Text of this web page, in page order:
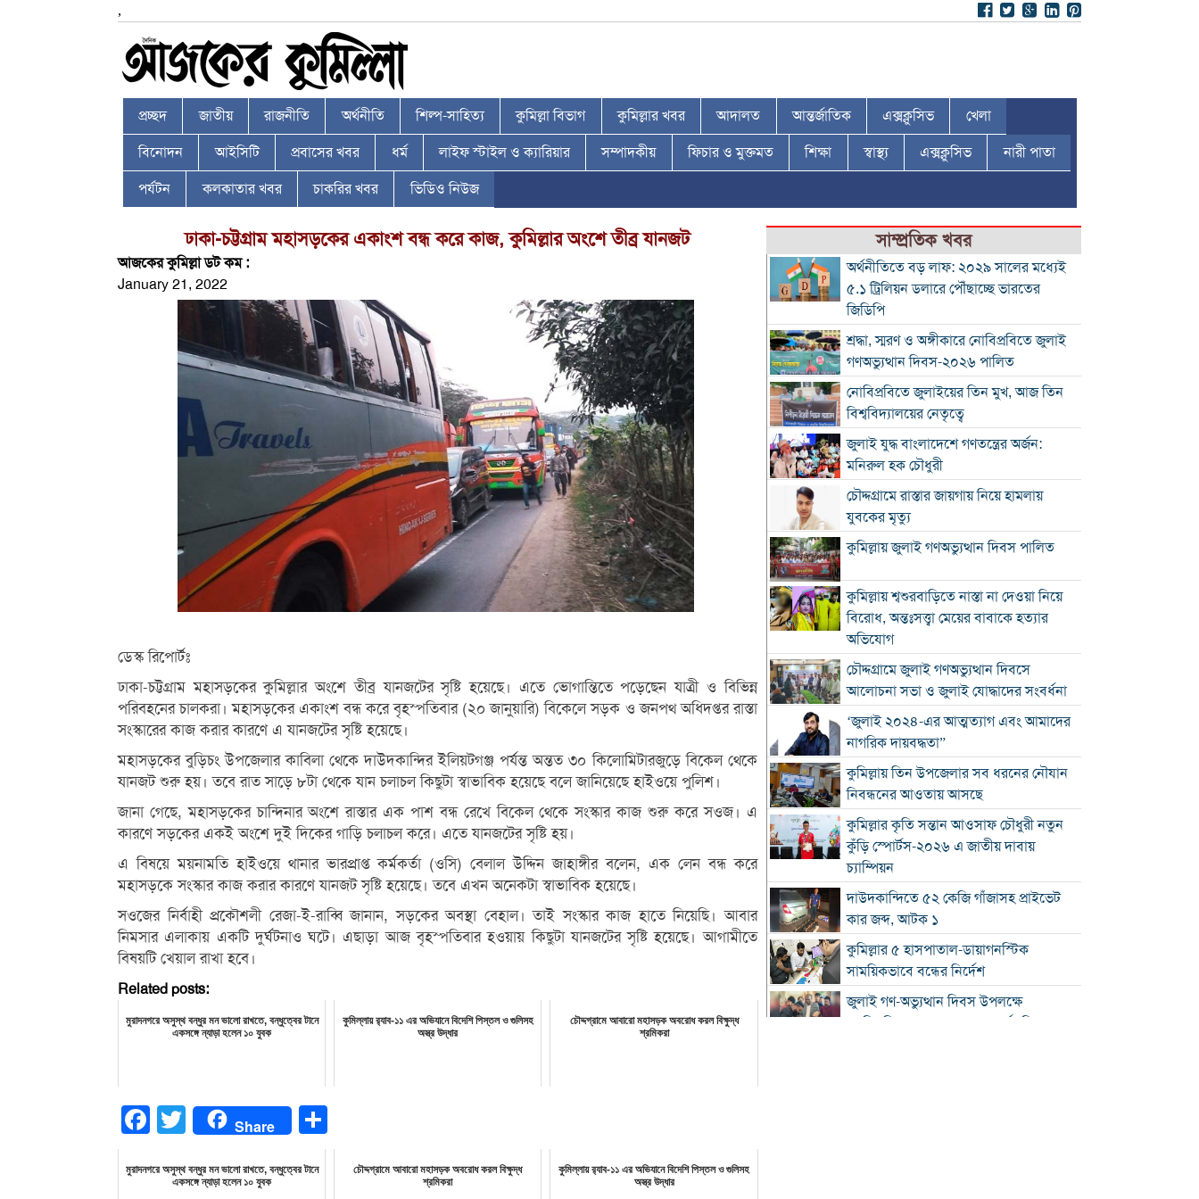
,
প্রচ্ছদ জাতীয় রাজনীতি অর্থনীতি শিল্প-সাহিত্য কুমিল্লা বিভাগ কুমিল্লার খবর আদালত আন্তর্জাতিক এক্সক্লুসিভ খেলা
বিনোদন আইসিটি প্রবাসের খবর ধর্ম লাইফ স্টাইল ও ক্যারিয়ার সম্পাদকীয় ফিচার ও মুক্তমত শিক্ষা স্বাস্থ্য এক্সক্লুসিভ নারী পাতা
পর্যটন কলকাতার খবর চাকরির খবর ভিডিও নিউজ
ঢাকা-চট্টগ্রাম মহাসড়কের একাংশ বন্ধ করে কাজ, কুমিল্লার অংশে তীব্র যানজট
আজকের কুমিল্লা ডট কম :
January 21, 2022
ডেস্ক রিপোর্টঃ
ঢাকা-চট্টগ্রাম মহাসড়কের কুমিল্লার অংশে তীব্র যানজটের সৃষ্টি হয়েছে। এতে ভোগান্তিতে পড়েছেন যাত্রী ও বিভিন্ন
পরিবহনের চালকরা। মহাসড়কের একাংশ বন্ধ করে বৃহস্পতিবার (২০ জানুয়ারি) বিকেলে সড়ক ও জনপথ অধিদপ্তর রাস্তা
সংস্কারের কাজ করার কারণে এ যানজটের সৃষ্টি হয়েছে।
মহাসড়কের বুড়িচং উপজেলার কাবিলা থেকে দাউদকান্দির ইলিয়টগঞ্জ পর্যন্ত অন্তত ৩০ কিলোমিটারজুড়ে বিকেল থেকে
যানজট শুরু হয়। তবে রাত সাড়ে ৮টা থেকে যান চলাচল কিছুটা স্বাভাবিক হয়েছে বলে জানিয়েছে হাইওয়ে পুলিশ।
জানা গেছে, মহাসড়কের চান্দিনার অংশে রাস্তার এক পাশ বন্ধ রেখে বিকেল থেকে সংস্কার কাজ শুরু করে সওজ। এ
কারণে সড়কের একই অংশে দুই দিকের গাড়ি চলাচল করে। এতে যানজটের সৃষ্টি হয়।
এ বিষয়ে ময়নামতি হাইওয়ে থানার ভারপ্রাপ্ত কর্মকর্তা (ওসি) বেলাল উদ্দিন জাহাঙ্গীর বলেন, এক লেন বন্ধ করে
মহাসড়কে সংস্কার কাজ করার কারণে যানজট সৃষ্টি হয়েছে। তবে এখন অনেকটা স্বাভাবিক হয়েছে।
সওজের নির্বাহী প্রকৌশলী রেজা-ই-রাব্বি জানান, সড়কের অবস্থা বেহাল। তাই সংস্কার কাজ হাতে নিয়েছি। আবার
নিমসার এলাকায় একটি দুর্ঘটনাও ঘটে। এছাড়া আজ বৃহস্পতিবার হওয়ায় কিছুটা যানজটের সৃষ্টি হয়েছে। আগামীতে
বিষয়টি খেয়াল রাখা হবে।
Related posts:
মুরাদনগরে অসুস্থ বন্ধুর মন ভালো রাখতে, বন্ধুত্বের টানে
একসঙ্গে ন্যাড়া হলেন ১০ যুবক
কুমিল্লায় র‌্যাব-১১ এর অভিযানে বিদেশি পিস্তল ও গুলিসহ
অস্ত্র উদ্ধার
চৌদ্দগ্রামে আবারো মহাসড়ক অবরোধ করল বিক্ষুদ্ধ
শ্রমিকরা
Facebook
Twitter Share
মুরাদনগরে অসুস্থ বন্ধুর মন ভালো রাখতে, বন্ধুত্বের টানে
একসঙ্গে ন্যাড়া হলেন ১০ যুবক
চৌদ্দগ্রামে আবারো মহাসড়ক অবরোধ করল বিক্ষুদ্ধ
শ্রমিকরা
কুমিল্লায় র‌্যাব-১১ এর অভিযানে বিদেশি পিস্তল ও গুলিসহ
অস্ত্র উদ্ধার
সাম্প্রতিক খবর
অর্থনীতিতে বড় লাফ: ২০২৯ সালের মধ্যেই
৫.১ ট্রিলিয়ন ডলারে পৌঁছাচ্ছে ভারতের
জিডিপি
শ্রদ্ধা, স্মরণ ও অঙ্গীকারে নোবিপ্রবিতে জুলাই
গণঅভ্যুত্থান দিবস-২০২৬ পালিত
নোবিপ্রবিতে জুলাইয়ের তিন মুখ, আজ তিন
বিশ্ববিদ্যালয়ের নেতৃত্বে
জুলাই যুদ্ধ বাংলাদেশে গণতন্ত্রের অর্জন:
মনিরুল হক চৌধুরী
চৌদ্দগ্রামে রাস্তার জায়গায় নিয়ে হামলায়
যুবকের মৃত্যু
কুমিল্লায় জুলাই গণঅভ্যুত্থান দিবস পালিত
কুমিল্লায় শ্বশুরবাড়িতে নাস্তা না দেওয়া নিয়ে
বিরোধ, অন্তঃসত্ত্বা মেয়ের বাবাকে হত্যার
অভিযোগ
চৌদ্দগ্রামে জুলাই গণঅভ্যুত্থান দিবসে
আলোচনা সভা ও জুলাই যোদ্ধাদের সংবর্ধনা
‘জুলাই ২০২৪-এর আত্মত্যাগ এবং আমাদের
নাগরিক দায়বদ্ধতা”
কুমিল্লায় তিন উপজেলার সব ধরনের নৌযান
নিবন্ধনের আওতায় আসছে
কুমিল্লার কৃতি সন্তান আওসাফ চৌধুরী নতুন
কুঁড়ি স্পোর্টস-২০২৬ এ জাতীয় দাবায়
চ্যাম্পিয়ন
দাউদকান্দিতে ৫২ কেজি গাঁজাসহ প্রাইভেট
কার জব্দ, আটক ১
কুমিল্লার ৫ হাসপাতাল-ডায়াগনস্টিক
সাময়িকভাবে বন্ধের নির্দেশ
জুলাই গণ-অভ্যুত্থান দিবস উপলক্ষে